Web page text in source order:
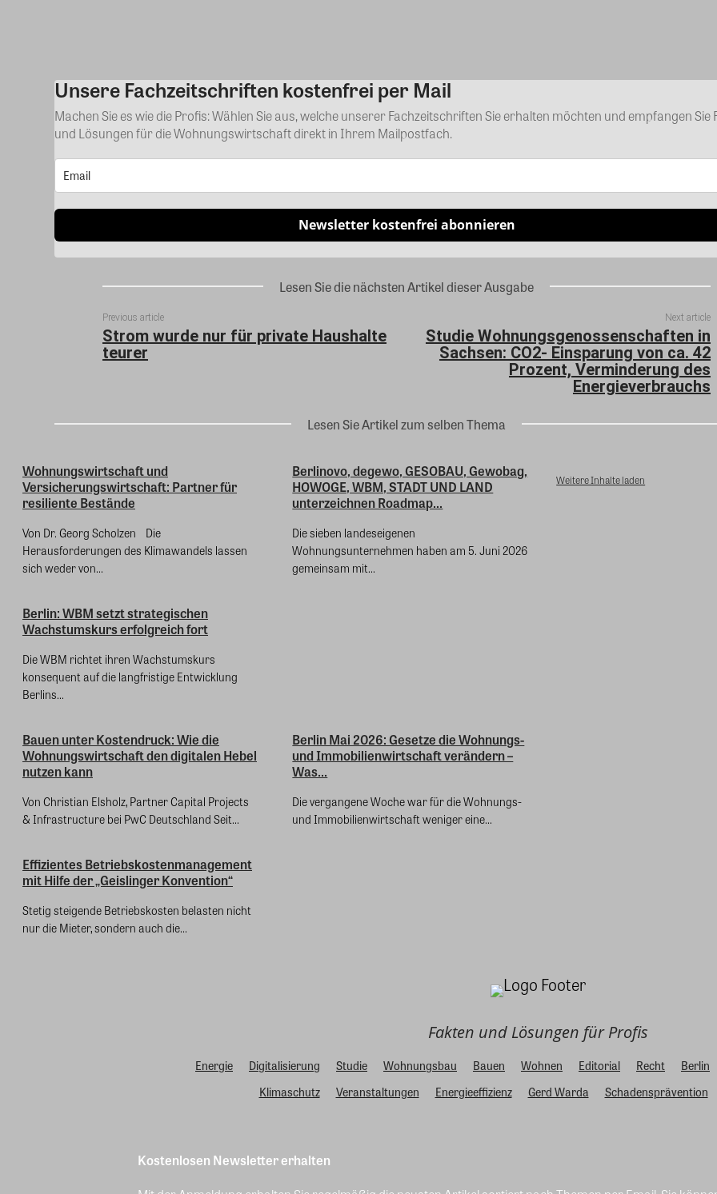
Kommentar
Unsere Fachzeitschriften kostenfrei per Mail
Machen Sie es wie die Profis: Wählen Sie aus, welche unserer Fachzeitschriften Sie erhalten möchten und empfangen Sie
und Lösungen für die Wohnungswirtschaft direkt in Ihrem Mailpostfach.
Newsletter kostenfrei abonnieren
Lesen Sie die nächsten Artikel dieser Ausgabe
Previous article
Strom wurde nur für private Haushalte
teurer
Next article
Studie Wohnungsgenossenschaften in
Sachsen: CO2- Einsparung von ca. 42
Prozent, Verminderung des
Energieverbrauchs
Lesen Sie Artikel zum selben Thema
Wohnungswirtschaft und
Versicherungswirtschaft: Partner für
resiliente Bestände
Von Dr. Georg Scholzen Die
Herausforderungen des Klimawandels lassen
sich weder von...
Berlinovo, degewo, GESOBAU, Gewobag,
HOWOGE, WBM, STADT UND LAND
unterzeichnen Roadmap...
Die sieben landeseigenen
Wohnungsunternehmen haben am 5. Juni 2026
gemeinsam mit...
Berlin: WBM setzt strategischen
Wachstumskurs erfolgreich fort
Die WBM richtet ihren Wachstumskurs
konsequent auf die langfristige Entwicklung
Berlins...
Bauen unter Kostendruck: Wie die
Wohnungswirtschaft den digitalen Hebel
nutzen kann
Von Christian Elsholz, Partner Capital Projects
& Infrastructure bei PwC Deutschland Seit...
Berlin Mai 2026: Gesetze die Wohnungs-
und Immobilienwirtschaft verändern –
Was...
Die vergangene Woche war für die Wohnungs-
und Immobilienwirtschaft weniger eine...
Effizientes Betriebskostenmanagement
mit Hilfe der „Geislinger Konvention“
Stetig steigende Betriebskosten belasten nicht
nur die Mieter, sondern auch die...
Weitere Inhalte laden
Fakten und Lösungen für Profis
Energie Digitalisierung Studie Wohnungsbau Bauen Wohnen Editorial Recht Berlin
Klimaschutz
Veranstaltungen Energieeffizienz Gerd Warda Schadensprävention
Kostenlosen Newsletter erhalten